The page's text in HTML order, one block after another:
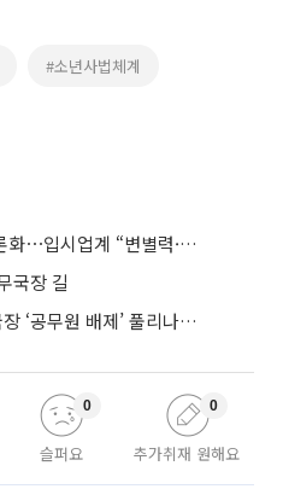
#소년사법체계
수능 절대평가·서논술형 공론화⋯입시업계 “변별력·사교육 대책 먼저”
국장 길
제’ 풀리나…응시자격 다시 열렸다
슬퍼요
0
추가취재 원해요
0